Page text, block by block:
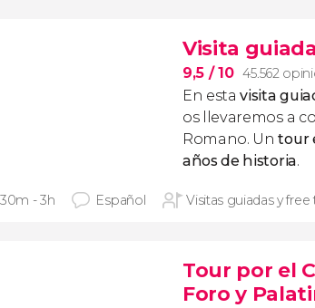
Visita
9,5 / 10 45.562
En estavisita
os llevaremos a
Romano. Untour
años de historia.
- 3h Español Visitas guiadas y free
Tour por el
Foro y